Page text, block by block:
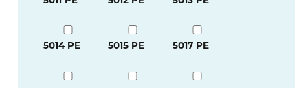
5014 PE 5015 PE 5017 PE